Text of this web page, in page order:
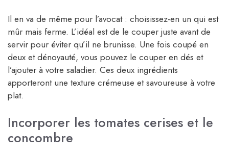
Il en va de même pour l’avocat : choisissez-en un qui est
mûr mais ferme. L’idéal est de le couper juste avant de
servir pour éviter qu’il ne brunisse. Une fois coupé en
deux et dénoyauté, vous pouvez le couper en dés et
l’ajouter à votre saladier. Ces deux ingrédients
apporteront une texture crémeuse et savoureuse à votre
plat.
Incorporer les tomates cerises et le
concombre